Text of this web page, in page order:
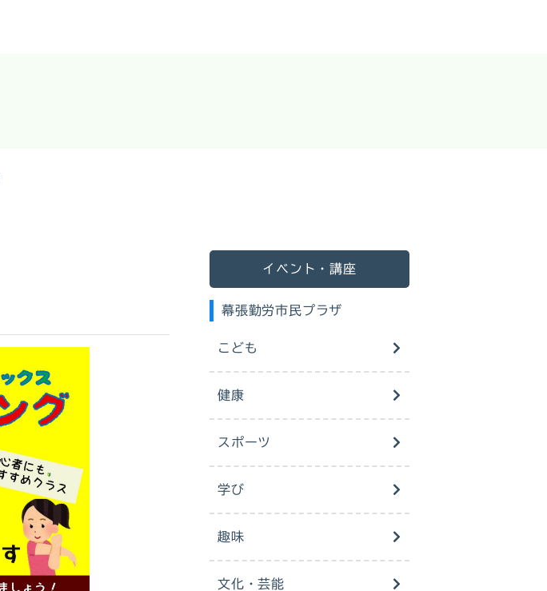
イベント・講座
幕張勤労市民プラザ
こども
健康
スポーツ
学び
趣味
文化・芸能